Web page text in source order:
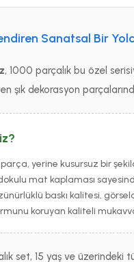
Sanatsal Bir
, 1000 parçalık bu özel
şık dekorasyon
yerine kusursuz bir
mat kaplaması
baskı kalitesi,
koruyan kaliteli
set, 15 yaş ve